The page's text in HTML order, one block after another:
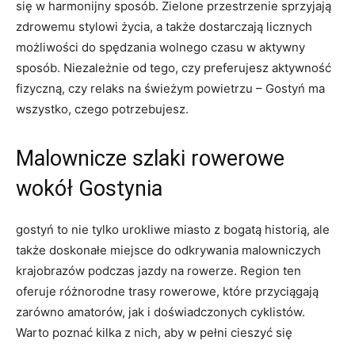
się w harmonijny sposób. Zielone przestrzenie sprzyjają
zdrowemu stylowi życia, a także dostarczają ⁢licznych
możliwości do spędzania wolnego czasu w ​aktywny
sposób. Niezależnie od tego, czy preferujesz aktywność ​
fizyczną, czy relaks ⁢na świeżym powietrzu – Gostyń ma
wszystko, czego potrzebujesz.
Malownicze szlaki rowerowe ​
wokół Gostynia
gostyń to nie tylko urokliwe‍ miasto z bogatą ‍historią, ale​
także⁤ doskonałe miejsce do odkrywania ⁤malowniczych
krajobrazów podczas jazdy na rowerze. Region ten
oferuje różnorodne trasy rowerowe, które‌ przyciągają
zarówno amatorów, jak i doświadczonych cyklistów.
Warto poznać kilka z ⁢nich, aby w pełni cieszyć się